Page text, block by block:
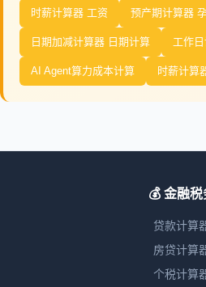
时薪计算器 工资 预产期计算器
日期加减计算器 日期计算 工作
AI Agent算力成本计算 时薪计算
💰 金融税
贷款计算
房贷计算
个税计算